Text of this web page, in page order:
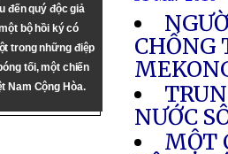
đến quý độc giả
bộ hồi ký có
trong những điệp
tối, một chiến
Nam Cộng Hòa.
CHỐNG
NƯỚC
MỘT